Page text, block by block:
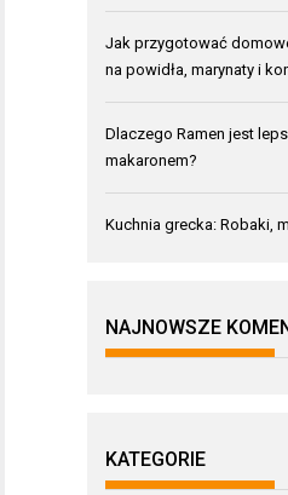
Jak przygotować
na powidła, marynaty i
Dlaczego Ramen jest
makaronem?
Kuchnia grecka: Robaki,
NAJNOWSZE
KATEGORIE